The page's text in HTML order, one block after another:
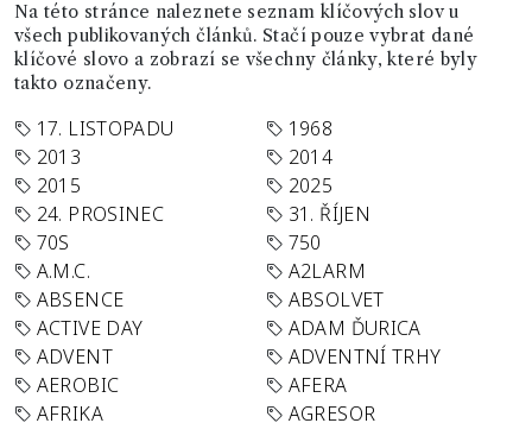
Na této stránce naleznete seznam klíčových slov u
všech publikovaných článků. Stačí pouze vybrat dané
klíčové slovo a zobrazí se všechny články, které byly
takto označeny.
17. LISTOPADU
1968
2013
2014
2015
2025
24. PROSINEC
31. ŘÍJEN
70S
750
A.M.C.
A2LARM
ABSENCE
ABSOLVET
ACTIVE DAY
ADAM ĎURICA
ADVENT
ADVENTNÍ TRHY
AEROBIC
AFERA
AFRIKA
AGRESOR